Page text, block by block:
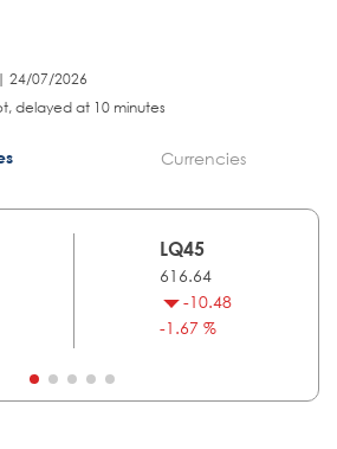
24/07/2026
delayed at 10 minutes
Currencies
LQ45
616.64
-10.48
-1.67 %